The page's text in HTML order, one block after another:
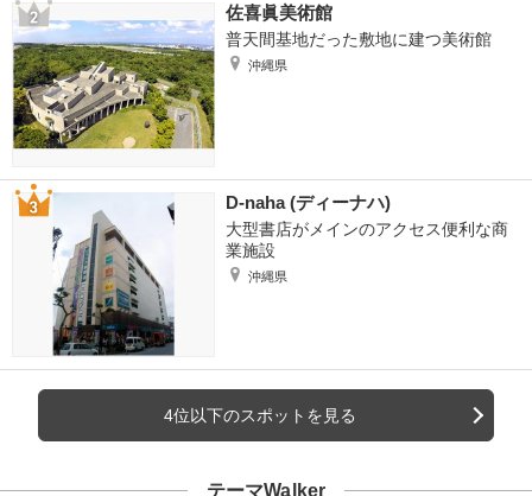
佐喜眞美術館
普天間基地だった敷地に建つ美術館
沖縄県
D-naha (ディーナハ)
大型書店がメインのアクセス便利な商
業施設
沖縄県
4位以下のスポットを見る
テーマWalker